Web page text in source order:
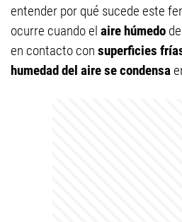
entender por qué sucede este
ocurre cuando el aire húmedo
en contacto con superficies
humedad del aire se condensa